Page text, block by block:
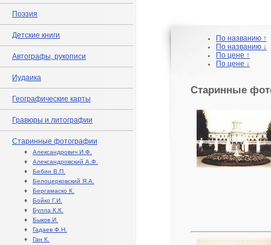
Поэзия
Детские книги
Автографы, рукописи
Иудаика
Географические карты
Гравюры и литографии
Старинные фотографии
♦ Александрович И.Ф.
♦ Александровский А.Ф.
♦ Бебин В.П.
♦ Белоцерковский Я.А.
♦ Бергамаско К.
♦ Бойко Г.И.
♦ Булла К.К.
♦ Быков И.
♦ Гадаев Ф.Н.
♦ Ган К.
По названию ↑
По названию ↓
По цене ↑
По цене ↓
Старинные